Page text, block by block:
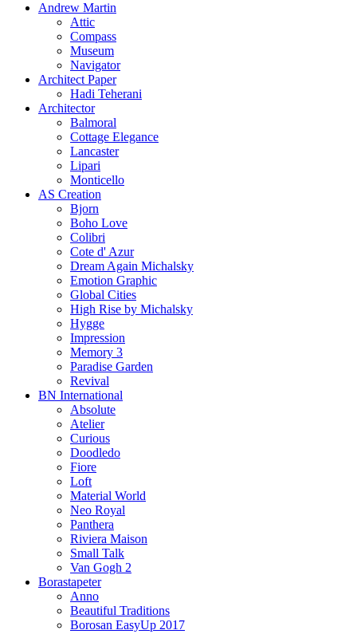
Andrew Martin
Attic
Compass
Museum
Navigator
Architect Paper
Hadi Teherani
Architector
Balmoral
Cottage Elegance
Lancaster
Lipari
Monticello
AS Creation
Bjorn
Boho Love
Colibri
Cote d' Azur
Dream Again Michalsky
Emotion Graphic
Global Cities
High Rise by Michalsky
Hygge
Impression
Memory 3
Paradise Garden
Revival
BN International
Absolute
Atelier
Curious
Doodledo
Fiore
Loft
Material World
Neo Royal
Panthera
Riviera Maison
Small Talk
Van Gogh 2
Borastapeter
Anno
Beautiful Traditions
Borosan EasyUp 2017